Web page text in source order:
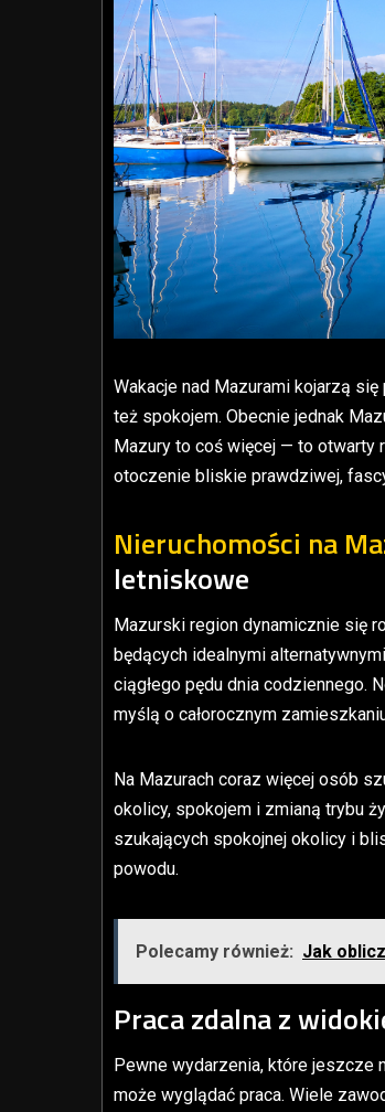
Wakacje nad Mazurami kojarzą
też spokojem. Obecnie jednak
Mazury to coś więcej — to otwarty
otoczenie bliskie prawdziwej,
Nieruchomości na
letniskowe
Mazurski region dynamicznie się
będących idealnymi
ciągłego pędu dnia codziennego.
myślą o całorocznym
Na Mazurach coraz więcej osób
okolicy, spokojem i zmianą trybu
szukających spokojnej okolicy i
powodu.
Polecamy również: Jak
Praca zdalna z
Pewne wydarzenia, które jeszcze
może wyglądać praca. Wiele